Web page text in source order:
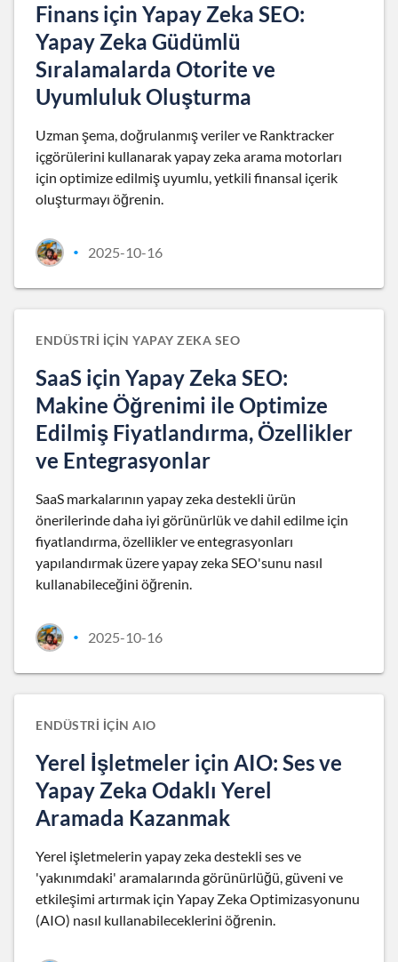
Finans için Yapay Zeka SEO:
Yapay Zeka Güdümlü
Sıralamalarda Otorite ve
Uyumluluk Oluşturma
Uzman şema, doğrulanmış veriler ve Ranktracker
içgörülerini kullanarak yapay zeka arama motorları
için optimize edilmiş uyumlu, yetkili finansal içerik
oluşturmayı öğrenin.
• 2025-10-16
ENDÜSTRI IÇIN YAPAY ZEKA SEO
SaaS için Yapay Zeka SEO:
Makine Öğrenimi ile Optimize
Edilmiş Fiyatlandırma, Özellikler
ve Entegrasyonlar
SaaS markalarının yapay zeka destekli ürün
önerilerinde daha iyi görünürlük ve dahil edilme için
fiyatlandırma, özellikler ve entegrasyonları
yapılandırmak üzere yapay zeka SEO'sunu nasıl
kullanabileceğini öğrenin.
• 2025-10-16
ENDÜSTRI IÇIN AIO
Yerel İşletmeler için AIO: Ses ve
Yapay Zeka Odaklı Yerel
Aramada Kazanmak
Yerel işletmelerin yapay zeka destekli ses ve
'yakınımdaki' aramalarında görünürlüğü, güveni ve
etkileşimi artırmak için Yapay Zeka Optimizasyonunu
(AIO) nasıl kullanabileceklerini öğrenin.